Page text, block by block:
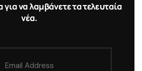
να λαμβάνετε τα τελευταία
νέα.